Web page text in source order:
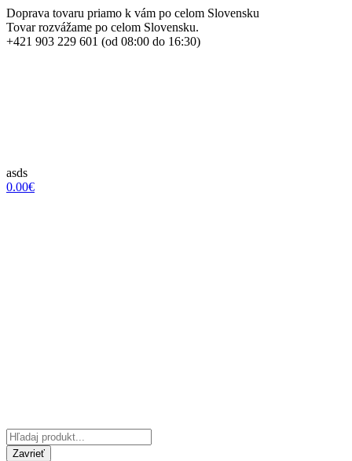
Doprava tovaru priamo k vám po celom Slovensku
Tovar rozvážame po celom Slovensku.
+421 903 229 601 (od 08:00 do 16:30)
asds
0.00€
Zavrieť